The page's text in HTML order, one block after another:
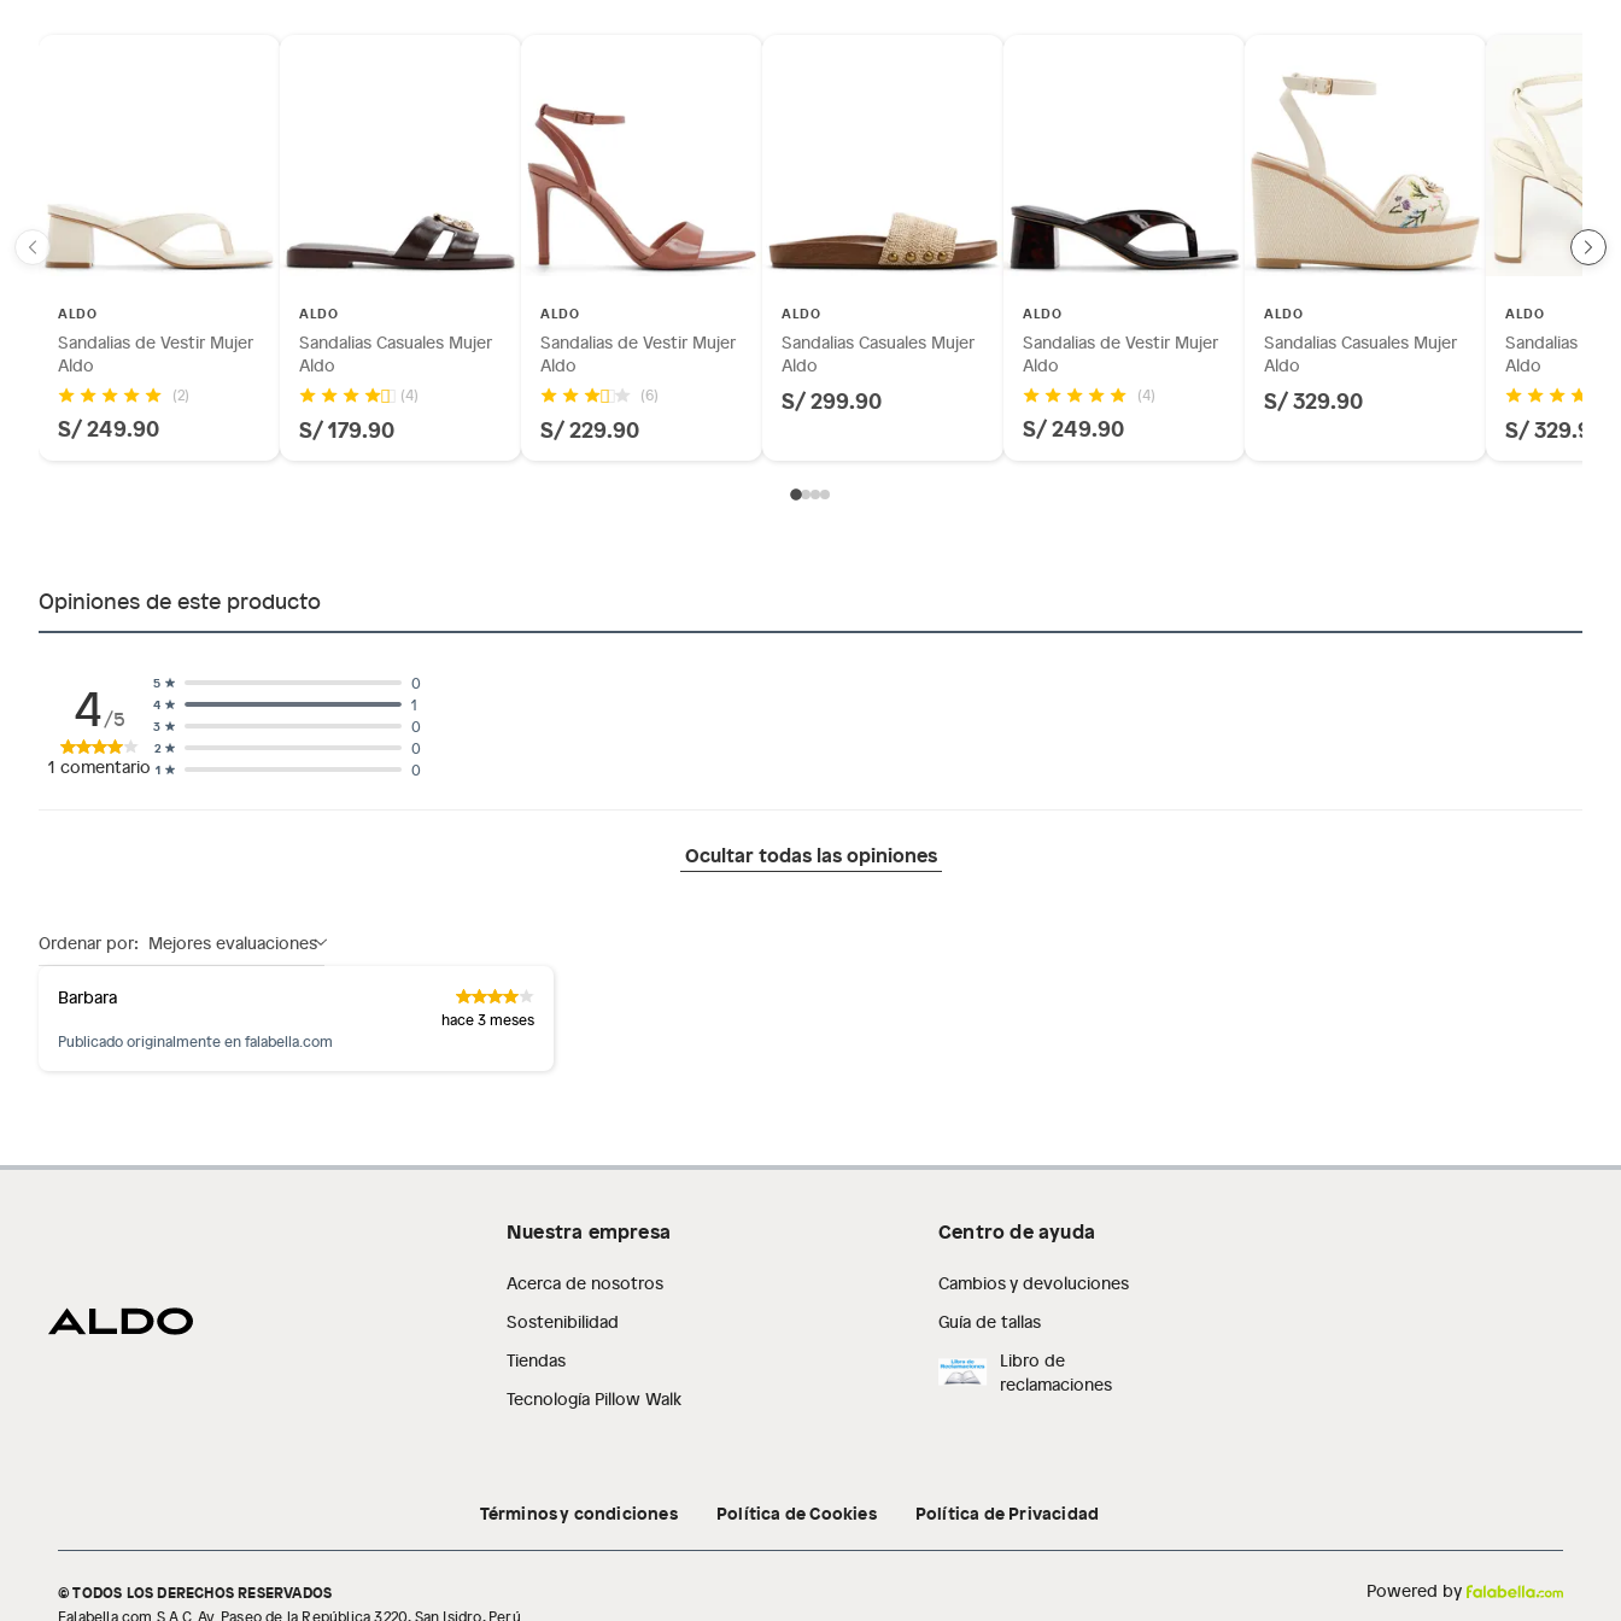
ALDO
Sandalias de Vestir Mujer
Aldo
(2)
S/ 249.90
ALDO
Sandalias Casuales Mujer
Aldo
(4)
S/ 179.90
ALDO
Sandalias de Vestir Mujer
Aldo
(6)
S/ 229.90
ALDO
Sandalias Casuales Mujer
Aldo
S/ 299.90
ALDO
Sandalias de Vestir Mujer
Aldo
(4)
S/ 249.90
ALDO
Sandalias Casuales Mujer
Aldo
S/ 329.90
ALDO
Sandalias de
Aldo
S/ 329.90
Opiniones de este producto
4/5
1 comentario 1 0
2 0
3 0
4 1
5 0
Ocultar todas las opiniones
Ordenar por: Mejores evaluaciones
Barbara
hace 3 meses
Publicado originalmente enfalabella.com
Nuestra empresa
Acerca de nosotros
Sostenibilidad
Tiendas
Tecnología Pillow Walk
Centro de ayuda
Cambios y devoluciones
Guía de tallas
Libro de
reclamaciones
Términos y condiciones Política de Cookies Política de Privacidad
© TODOS LOS DERECHOS RESERVADOS
Falabella.com S.A.C. Av. Paseo de la República 3220, San Isidro, Perú
Powered by